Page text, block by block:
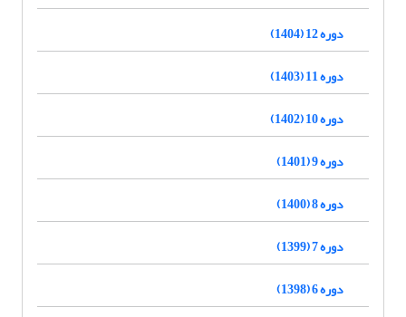
دوره 12 (1404)
دوره 11 (1403)
دوره 10 (1402)
دوره 9 (1401)
دوره 8 (1400)
دوره 7 (1399)
دوره 6 (1398)